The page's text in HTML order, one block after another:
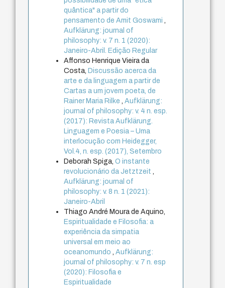
quântica" a partir do
pensamento de Amit Goswami,
Aufklärung: journal of
philosophy: v. 7 n. 1 (2020):
Janeiro-Abril. Edição Regular
Affonso Henrique Vieira da
Costa, Discussão acerca da
arte e da linguagem a partir de
Cartas a um jovem poeta, de
Rainer Maria Rilke,Aufklärung:
journal of philosophy: v. 4 n. esp.
(2017): Revista Aufklärung.
Linguagem e Poesia – Uma
interlocução com Heidegger,
Vol.4, n. esp. (2017), Setembro
Deborah Spiga,O instante
revolucionário da Jetztzeit,
Aufklärung: journal of
philosophy: v. 8 n. 1 (2021):
Janeiro-Abril
Thiago André Moura de Aquino,
Espiritualidade e Filosofia: a
experiência da simpatia
universal em meio ao
oceanomundo,Aufklärung:
journal of philosophy: v. 7 n. esp
(2020): Filosofia e
Espiritualidade